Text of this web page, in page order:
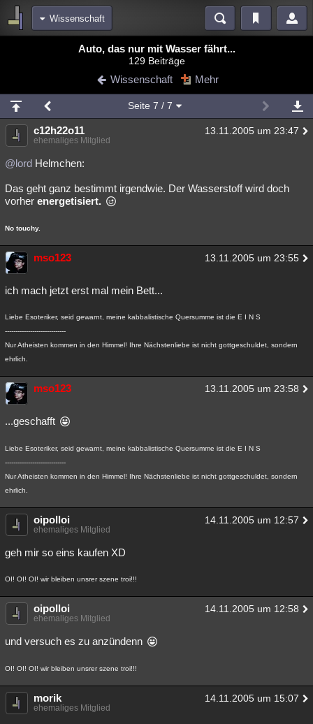
Wissenschaft
Blogs Videos
Chat Wiki Neuigkeiten
meine Rubriken
Menschen Wissenschaft Mystery Kriminalfälle
Spiritualität Verschwörungen
Natur Umfragen Unterhaltung
weitere Rubriken
Philosophie
Astronomie Gaming Filme
Clash Verbesserungen
Lesenswert
Auto, das nur mit Wasser fährt...
129 Beiträge
Wissenschaft Mehr
Seite 7 / 7
c12h22o11 13.11.2005 um 23:47
ehemaliges Mitglied
@lord Helmchen:
Das geht ganz bestimmt irgendwie. Der Wasserstoff wird doch
vorher energetisiert.
No touchy.
mso123 13.11.2005 um 23:55
ich mach jetzt erst mal mein Bett...
Liebe Esoteriker, seid gewarnt, meine kabbalistische Quersumme ist die E I N S
-----------------------------
Nur Atheisten kommen in den Himmel! Ihre Nächstenliebe ist nicht gottgeschuldet, sondern
ehrlich.
mso123 13.11.2005 um 23:58
...geschafft
Liebe Esoteriker, seid gewarnt, meine kabbalistische Quersumme ist die E I N S
-----------------------------
Nur Atheisten kommen in den Himmel! Ihre Nächstenliebe ist nicht gottgeschuldet, sondern
ehrlich.
oipolloi 14.11.2005 um 12:57
ehemaliges Mitglied
geh mir so eins kaufen XD
OI! OI! OI! wir bleiben unsrer szene troi!!!
oipolloi 14.11.2005 um 12:58
ehemaliges Mitglied
und versuch es zu anzündenn
OI! OI! OI! wir bleiben unsrer szene troi!!!
morik 14.11.2005 um 15:07
ehemaliges Mitglied